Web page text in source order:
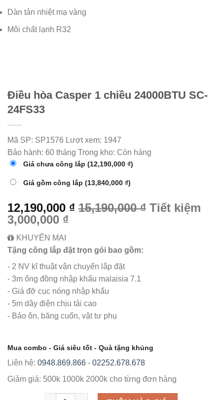
Dàn tản nhiệt mạ vàng
Môi chất lạnh R32
Điều hòa Casper 1 chiều 24000BTU SC-
24FS33
Mã SP: SP1576 Lượt xem: 1947
Bảo hành: 60 tháng Trong kho: Còn hàng
Giá chưa công lắp (12,190,000 ₫)
Giá gồm công lắp (13,840,000 ₫)
12,190,000 ₫ 15,190,000 ₫ Tiết kiệm
3,000,000 ₫
KHUYẾN MẠI
Tặng công lắp đặt trọn gói bao gồm:
- 2 NV kĩ thuật vận chuyển lắp đặt
- 3m ống đồng nhập khẩu malaisia 7.1
- Giá đỡ cục nóng nhập khẩu
- 5m dây điện chịu tải cao
- Bảo ôn, băng cuốn, vật tư phụ
Mua combo - Giá siêu tốt - Quà tặng khủng
Liên hệ: 0948.869.866 - 02252.678.678
Giảm giá: 500k 1000k 2000k cho từng đơn hàng
Số lượng